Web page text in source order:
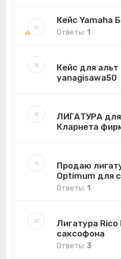
Кейс Yamaha
Ответы: 1
Кейс для
yanagisawa50
ЛИГАТУРА
Кларнета
Продаю
Optimum для
Ответы: 1
Лигатура Rico
саксофонa
Ответы:3